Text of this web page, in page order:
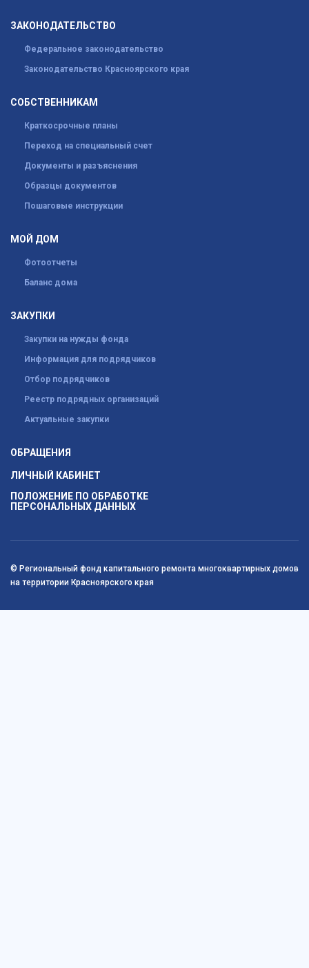
ЗАКОНОДАТЕЛЬСТВО
Федеральное законодательство
Законодательство Красноярского края
СОБСТВЕННИКАМ
Краткосрочные планы
Переход на специальный счет
Документы и разъяснения
Образцы документов
Пошаговые инструкции
МОЙ ДОМ
Фотоотчеты
Баланс дома
ЗАКУПКИ
Закупки на нужды фонда
Информация для подрядчиков
Отбор подрядчиков
Реестр подрядных организаций
Актуальные закупки
ОБРАЩЕНИЯ
ЛИЧНЫЙ КАБИНЕТ
ПОЛОЖЕНИЕ ПО ОБРАБОТКЕ
ПЕРСОНАЛЬНЫХ ДАННЫХ
© Региональный фонд капитального ремонта многоквартирных домов
на территории Красноярского края